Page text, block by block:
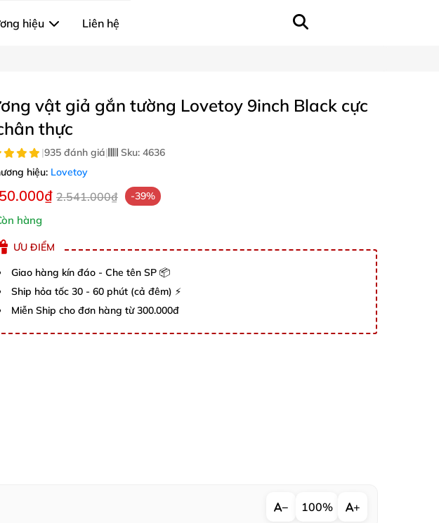
hiệu Liên hệ
vật giả gắn tường Lovetoy 9inch Black cực
thực
|935 đánh giá| Sku: 4636
hiệu: Lovetoy
2.541.000₫ -39%
hàng
ƯU ĐIỂM
Giao hàng kín đáo - Che tên SP 📦
Ship hỏa tốc 30 - 60 phút (cả đêm) ⚡
Miễn Ship cho đơn hàng từ 300.000đ
− 100% +